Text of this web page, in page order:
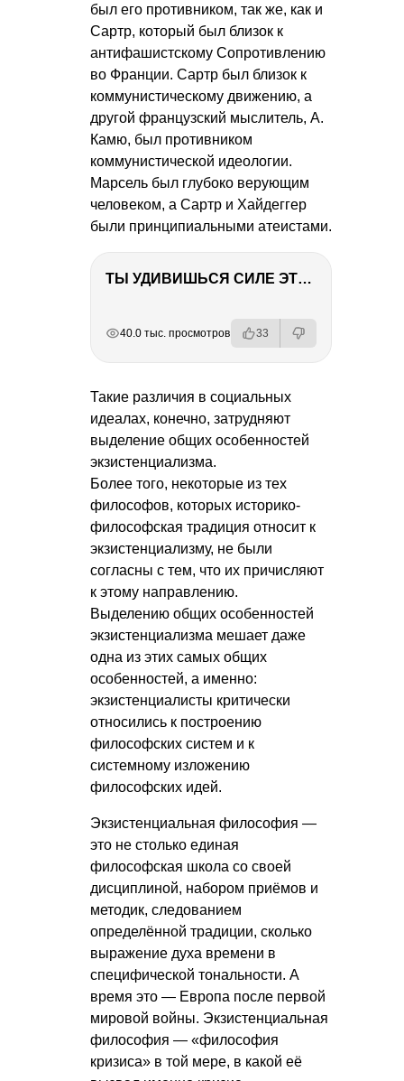
был его противником, так же, как и
Сартр, который был близок к
антифашистскому Сопротивлению
во Франции. Сартр был близок к
коммунистическому движению, а
другой французский мыслитель, А.
Камю, был противником
коммунистической идеологии.
Марсель был глубоко верующим
человеком, а Сартр и Хайдеггер
были принципиальными атеистами.
ТЫ УДИВИШЬСЯ СИЛЕ ЭТО ЧЕЛОВЕКА! Блог о нашей поездке в Вышний Волочек
40.0 тыс. просмотров 33
Такие различия в социальных
идеалах, конечно, затрудняют
выделение общих особенностей
экзистенциализма.
Более того, некоторые из тех
философов, которых историко-
философская традиция относит к
экзистенциализму, не были
согласны с тем, что их причисляют
к этому направлению.
Выделению общих особенностей
экзистенциализма мешает даже
одна из этих самых общих
особенностей, а именно:
экзистенциалисты критически
относились к построению
философских систем и к
системному изложению
философских идей.
Экзистенциальная философия —
это не столько единая
философская школа со своей
дисциплиной, набором приёмов и
методик, следованием
определённой традиции, сколько
выражение духа времени в
специфической тональности. А
время это — Европа после первой
мировой войны. Экзистенциальная
философия — «философия
кризиса» в той мере, в какой её